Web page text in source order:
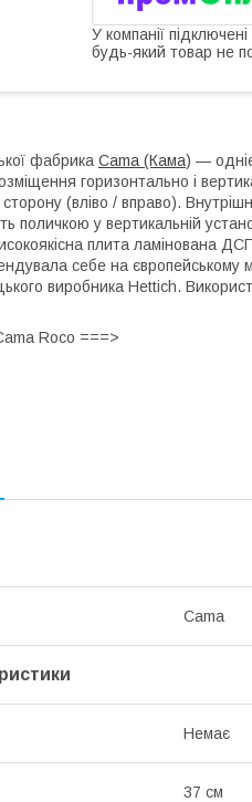
У компанії
будь-який товар не
фабрика Cama (Кама) —
горизонтально і
(вліво / вправо).
поличкою у вертикальній
плита
себе на
виробника Hettich.
Roco ===>
Cama
Немає
37 см